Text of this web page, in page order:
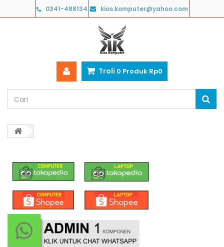
0341-488134 kios.komputer@yahoo.com
Troli 0 Produk Rp‎0